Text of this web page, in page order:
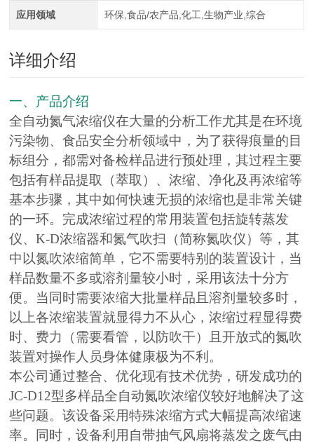
应用领域 环保,食品/农产品,化工,生物产业,综合
详细介绍
一、产品介绍
全自动氮气浓缩仪在大量的分析工作尤其是在环境
污染物、食品安全分析领域中，为了获得痕量的目
标组分，都需对备检样品进行预处理，其过程主要
包括有样品提取（萃取）、浓缩、净化及再浓缩等
基本步骤，其中如何快速无损的浓缩也是非常关键
的一环。完成浓缩过程的常用装置包括旋转蒸发
仪、K-D浓缩器和氮气吹扫（简称氮吹仪）等，其
中以氮吹浓缩简单，它不需要特别的装置设计，当
样品数量不多或溶剂量较小时，采用该法十分方
便。当同时需要浓缩大批量样品且溶剂量较多时，
以上各浓缩装置就显得力不从心，浓缩过程显得费
时、费力（需要看管，以防吹干）且开放式的氮吹
装置对操作人员身体健康极为不利。
本公司通过整合、优化现有技术优势，研发成功的
JC-D12型多样品全自动氮吹浓缩仪较好地解决了这
些问题。该设备采用特殊浓缩方式大幅提高浓缩速
率。同时，设备利用自带抽气风扇将蒸发之废气由